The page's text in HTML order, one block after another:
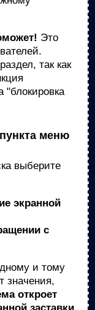
Это
так как
"блокировка
меню
выберите
экранной
с
и тому
значения,
откроет